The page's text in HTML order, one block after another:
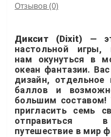
Отзывов (0)
Диксит (Dixit) —
настольной игры,
нам окунуться в
океан фантазии.
дизайн,
баллов и
большим
пригласить семь
отправиться
путешествие в мир